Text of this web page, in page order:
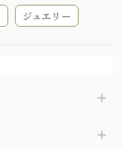
ジュエリー